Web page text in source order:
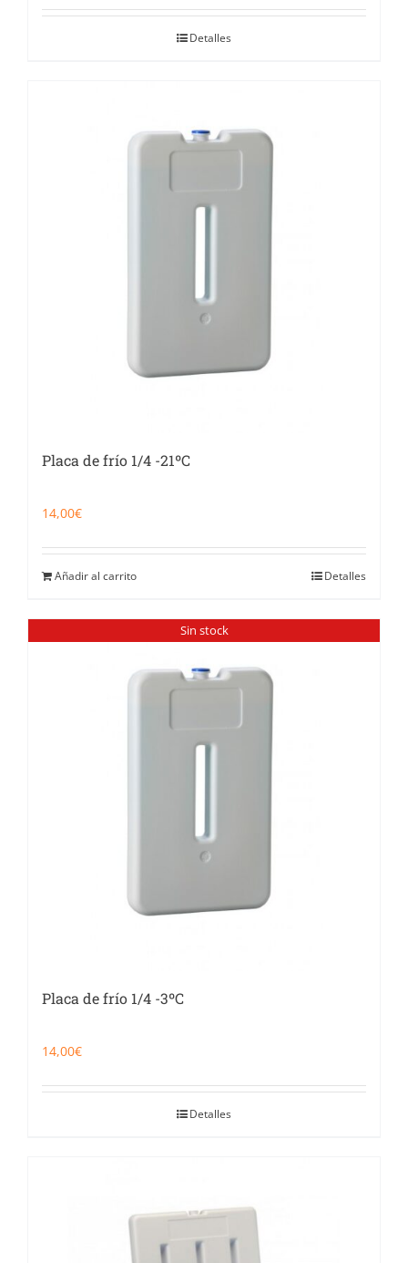
Detalles
Placa de frío 1/4 -21ºC
14,00€
Añadir al carrito Detalles
Sin stock
Placa de frío 1/4 -3ºC
14,00€
Detalles